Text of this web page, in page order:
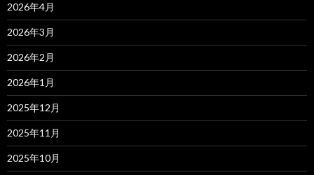
2026年4月
2026年3月
2026年2月
2026年1月
2025年12月
2025年11月
2025年10月